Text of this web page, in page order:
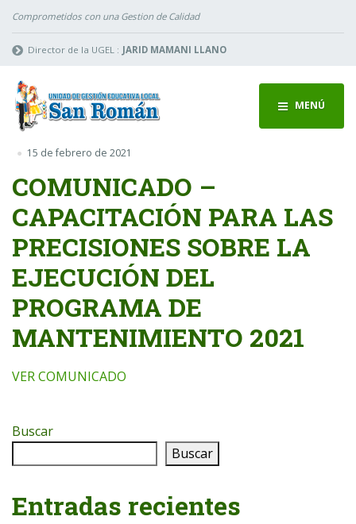
Comprometidos con una Gestion de Calidad
Director de la UGEL : JARID MAMANI LLANO
MENÚ
15 de febrero de 2021
COMUNICADO –
CAPACITACIÓN PARA LAS
PRECISIONES SOBRE LA
EJECUCIÓN DEL
PROGRAMA DE
MANTENIMIENTO 2021
VER COMUNICADO
Buscar
Buscar
Entradas recientes